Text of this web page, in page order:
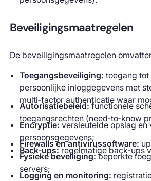
Beveiligingsmaatregelen
De beveiligingsmaatregelen
Toegangsbeveiliging: toegang
persoonlijke inloggegevens met
multi‑factor authenticatie waar
Autorisatiebeleid:functionele
toegangsrechten (need‑to‑know
Encryptie:versleutelde opslag en
persoonsgegevens;
Firewalls en antivirussoftware:
Back-ups:regelmatige back-ups
Fysieke beveiliging:beperkte
servers;
Logging en monitoring: